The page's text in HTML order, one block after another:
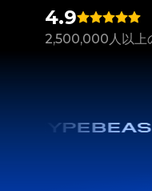
4.9
2,500,000人以上